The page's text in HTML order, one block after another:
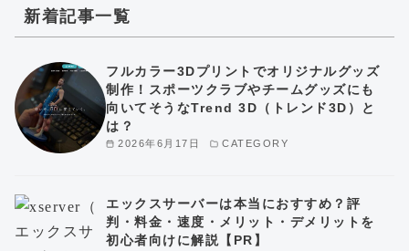
新着記事一覧
2026年6月17日 CATEGORY
フルカラー3Dプリントでオリジナルグッズ
制作！スポーツクラブやチームグッズにも
向いてそうなTrend 3D（トレンド3D）と
は？
エックスサーバーは本当におすすめ？評
判・料金・速度・メリット・デメリットを
初心者向けに解説【PR】